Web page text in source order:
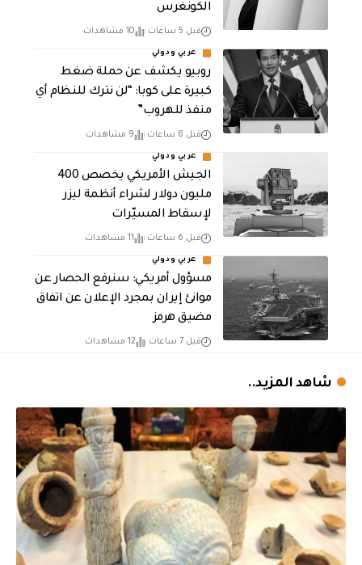
الكونغرس
قبل 5 ساعات 10 مشاهدات
عربي ودولي
روبيو يكشف عن حملة ضغط
كبيرة على كوبا: “لن نترك للنظام أي
منفذ للهروب”
قبل 6 ساعات 9 مشاهدات
عربي ودولي
الجيش الأمريكي يخصص 400
مليون دولار لشراء أنظمة ليزر
لإسقاط المسيّرات
قبل 6 ساعات 11 مشاهدات
عربي ودولي
مسؤول أمريكي: سنرفع الحصار عن
موانئ إيران بمجرد الإعلان عن اتفاق
مضيق هرمز
قبل 7 ساعات 12 مشاهدات
شاهد المزيد..